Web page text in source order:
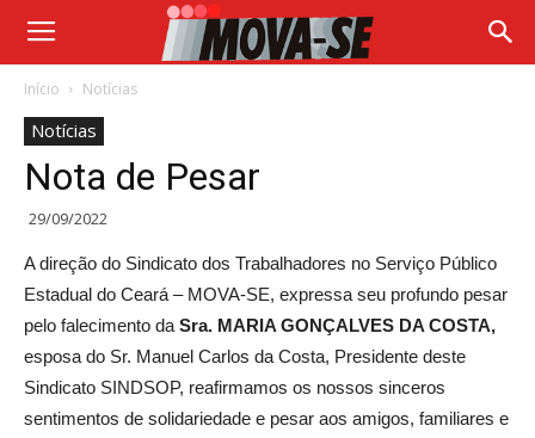
Início Notícias
Notícias
Nota de Pesar
29/09/2022
A direção do Sindicato dos Trabalhadores no Serviço Público
Estadual do Ceará – MOVA-SE, expressa seu profundo pesar
pelo falecimento da Sra. MARIA GONÇALVES DA COSTA,
esposa do Sr. Manuel Carlos da Costa, Presidente deste
Sindicato SINDSOP, reafirmamos os nossos sinceros
sentimentos de solidariedade e pesar aos amigos, familiares e